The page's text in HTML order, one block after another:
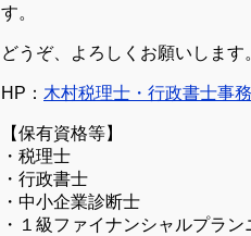
す。
どうぞ、よろしくお願いします
HP： 木村税理士・行政書士事
【保有資格等】
・税理士
・行政書士
・中小企業診断士
・１級ファイナンシャルプラン